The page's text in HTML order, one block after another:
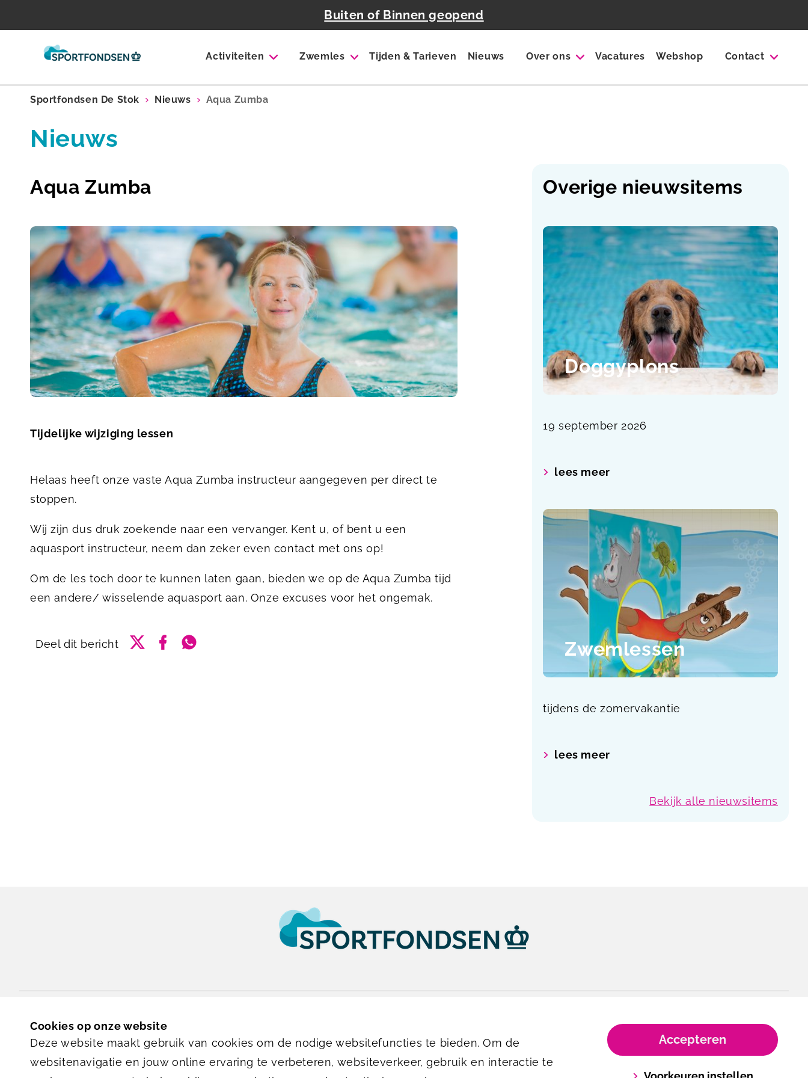
Buiten of Binnen geopend
Activiteiten Zwemles Tijden & Tarieven Nieuws Over ons Vacatures Webshop Contact
Sportfondsen De Stok Nieuws Aqua Zumba
Nieuws
Aqua Zumba
Tijdelijke wijziging lessen
Helaas heeft onze vaste Aqua Zumba instructeur aangegeven per direct te
stoppen.
Wij zijn dus druk zoekende naar een vervanger. Kent u, of bent u een
aquasport instructeur, neem dan zeker even contact met ons op!
Om de les toch door te kunnen laten gaan, bieden we op de Aqua Zumba tijd
een andere/ wisselende aquasport aan. Onze excuses voor het ongemak.
Deel dit bericht Delen via Twitter
Delen via Facebook
Delen via Whatsapp
Overige nieuwsitems
Doggyplons
19 september 2026
lees meer
Zwemlessen
tijdens de zomervakantie
lees meer
Bekijk alle nieuwsitems
De Stok 1
4703 SZ Roosendaal
info.destok@sportfondsen.nl
© Koninklijke Sportfondsen 2026
Cookies op onze website
Deze website maakt gebruik van cookies om de nodige websitefuncties te bieden. Om de
websitenavigatie en jouw online ervaring te verbeteren, websiteverkeer, gebruik en interactie te
Accepteren